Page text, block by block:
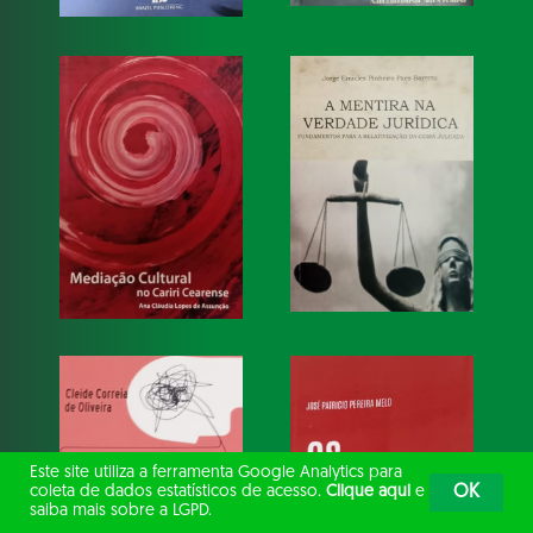
Este site utiliza a ferramenta Google Analytics para
coleta de dados estatísticos de acesso. Clique aqui e
saiba mais sobre a LGPD.
OK